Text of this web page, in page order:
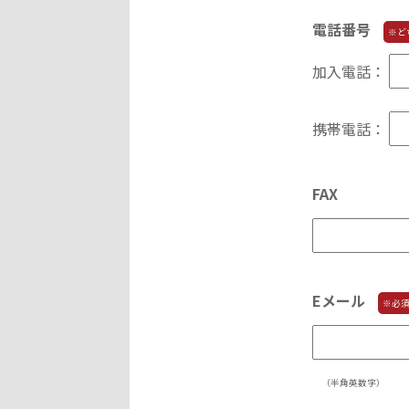
電話番号 ※ど
加入電話：
携帯電話：
FAX
Eメール ※必須
（半角英数字）